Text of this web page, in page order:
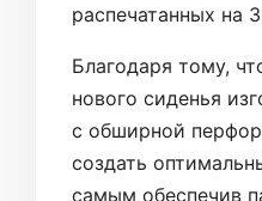
распечатанных на
Благодаря тому,
нового сиденья
с обширной
создать
самым обеспечив